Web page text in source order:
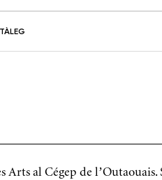
Arts al Cégep de